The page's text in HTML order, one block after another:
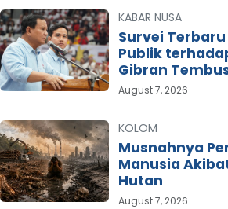
KABAR NUSA
Survei Terbaru
Publik
Gibran
August 7, 2026
KOLOM
Musnahnya
Manusia
Hutan
August 7, 2026